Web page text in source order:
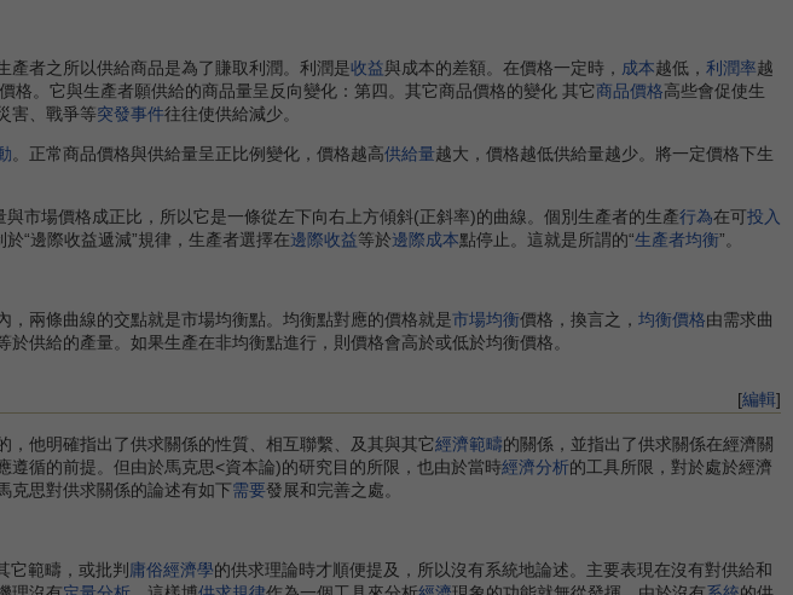
產者之所以供給商品是為了賺取利潤。利潤是收益與成本的差額。在價格一定時， 成本越低， 利潤率越
格。它與生產者願供給的商品量呈反向變化：第四。其它商品價格的變化 其它商品價格高些會促使生
害、戰爭等突發事件往往使供給減少。
。正常商品價格與供給量呈正比例變化，價格越高供給量越大，價格越低供給量越少。將一定價格下生
場價格成正比，所以它是一條從左下向右上方傾斜(正斜率)的曲線。個別生產者的生產行為在可投入
於“邊際收益遞減”規律，生產者選擇在邊際收益等於邊際成本點停止。這就是所謂的“生產者均衡”。
兩條曲線的交點就是市場均衡點。均衡點對應的價格就是市場均衡價格，換言之， 均衡價格由需求曲
供給的產量。如果生產在非均衡點進行，則價格會高於或低於均衡價格。
[編輯]
他明確指出了供求關係的性質、相互聯繫、及其與其它經濟範疇的關係，並指出了供求關係在經濟關
遵循的前提。但由於馬克思<資本論)的研究目的所限，也由於當時經濟分析的工具所限，對於處於經濟
克思對供求關係的論述有如下需要發展和完善之處。
它範疇，或批判 庸俗經濟學的供求理論時才順便提及，所以沒有系統地論述。主要表現在沒有對供給和